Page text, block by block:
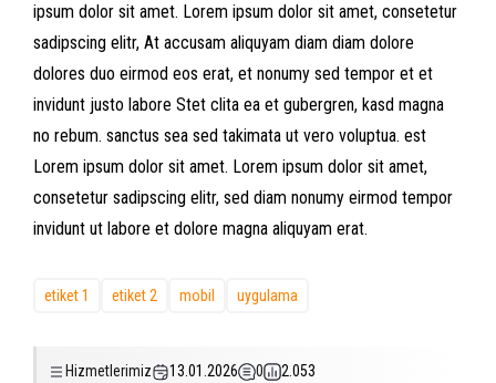
ipsum dolor sit amet. Lorem ipsum dolor sit amet, consetetur
sadipscing elitr, At accusam aliquyam diam diam dolore
dolores duo eirmod eos erat, et nonumy sed tempor et et
invidunt justo labore Stet clita ea et gubergren, kasd magna
no rebum. sanctus sea sed takimata ut vero voluptua. est
Lorem ipsum dolor sit amet. Lorem ipsum dolor sit amet,
consetetur sadipscing elitr, sed diam nonumy eirmod tempor
invidunt ut labore et dolore magna aliquyam erat.
etiket 1 etiket 2 mobil uygulama
Hizmetlerimiz 13.01.2026 0 2.053